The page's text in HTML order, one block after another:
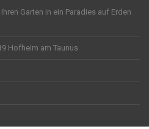
Garten in ein Paradies auf Erden
Hofheim am Taunus